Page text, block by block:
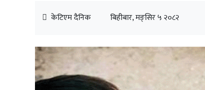
केटिएम दैनिक बिहीबार, मङ्सिर ५ २०८२